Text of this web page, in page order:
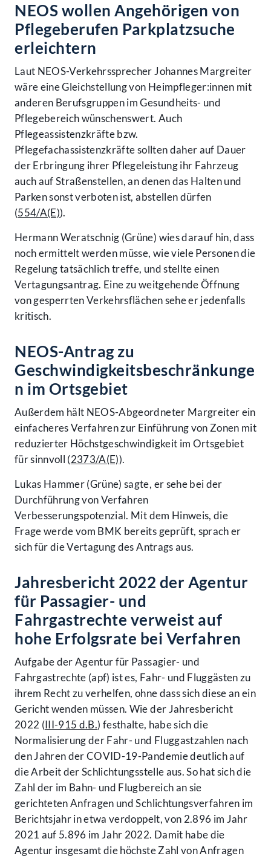
NEOS wollen Angehörigen von
Pflegeberufen Parkplatzsuche
erleichtern
Laut NEOS-Verkehrssprecher Johannes Margreiter
wäre eine Gleichstellung von Heimpfleger:innen mit
anderen Berufsgruppen im Gesundheits- und
Pflegebereich wünschenswert. Auch
Pflegeassistenzkräfte bzw.
Pflegefachassistenzkräfte sollten daher auf Dauer
der Erbringung ihrer Pflegeleistung ihr Fahrzeug
auch auf Straßenstellen, an denen das Halten und
Parken sonst verboten ist, abstellen dürfen
(554/A(E)).
Hermann Weratschnig (Grüne) wies darauf hin, dass
noch ermittelt werden müsse, wie viele Personen die
Regelung tatsächlich treffe, und stellte einen
Vertagungsantrag. Eine zu weitgehende Öffnung
von gesperrten Verkehrsflächen sehe er jedenfalls
kritisch.
NEOS-Antrag zu
Geschwindigkeitsbeschränkunge
n im Ortsgebiet
Außerdem hält NEOS-Abgeordneter Margreiter ein
einfacheres Verfahren zur Einführung von Zonen mit
reduzierter Höchstgeschwindigkeit im Ortsgebiet
für sinnvoll (2373/A(E)).
Lukas Hammer (Grüne) sagte, er sehe bei der
Durchführung von Verfahren
Verbesserungspotenzial. Mit dem Hinweis, die
Frage werde vom BMK bereits geprüft, sprach er
sich für die Vertagung des Antrags aus.
Jahresbericht 2022 der Agentur
für Passagier- und
Fahrgastrechte verweist auf
hohe Erfolgsrate bei Verfahren
Aufgabe der Agentur für Passagier- und
Fahrgastrechte (apf) ist es, Fahr- und Fluggästen zu
ihrem Recht zu verhelfen, ohne dass sich diese an ein
Gericht wenden müssen. Wie der Jahresbericht
2022 (III-915 d.B.) festhalte, habe sich die
Normalisierung der Fahr- und Fluggastzahlen nach
den Jahren der COVID-19-Pandemie deutlich auf
die Arbeit der Schlichtungsstelle aus. So hat sich die
Zahl der im Bahn- und Flugbereich an sie
gerichteten Anfragen und Schlichtungsverfahren im
Berichtsjahr in etwa verdoppelt, von 2.896 im Jahr
2021 auf 5.896 im Jahr 2022. Damit habe die
Agentur insgesamt die höchste Zahl von Anfragen